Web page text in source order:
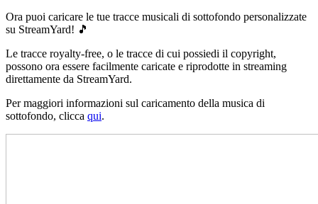
Ora puoi caricare le tue tracce musicali di sottofondo personalizzate
su StreamYard! 🎵
Le tracce royalty-free, o le tracce di cui possiedi il copyright,
possono ora essere facilmente caricate e riprodotte in streaming
direttamente da StreamYard.
Per maggiori informazioni sul caricamento della musica di
sottofondo, clicca qui.